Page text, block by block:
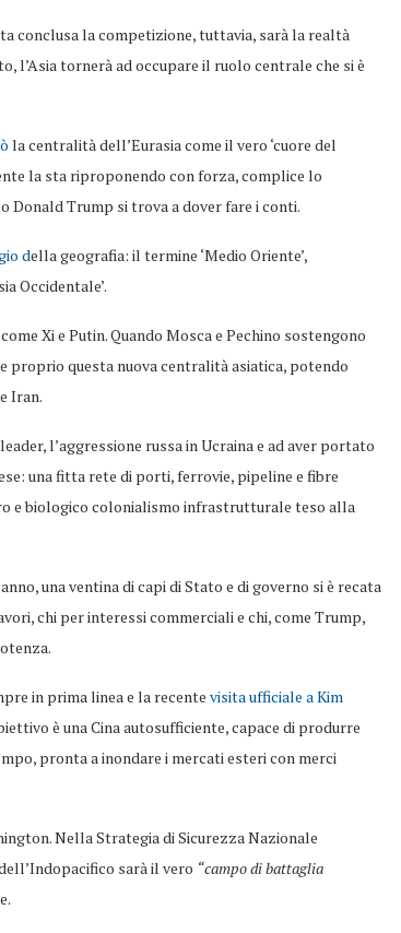
conclusa la competizione, tuttavia, sarà la realtà
l’Asia tornerà ad occupare il ruolo centrale che si è
la centralità dell’Eurasia come il vero ‘cuore del
la sta riproponendo con forza, complice lo
Donald Trump si trova a dover fare i conti.
della geografia: il termine ‘Medio Oriente’,
Occidentale’.
Xi e Putin. Quando Mosca e Pechino sostengono
proprio questa nuova centralità asiatica, potendo
Iran.
l’aggressione russa in Ucraina e ad aver portato
una fitta rete di porti, ferrovie, pipeline e fibre
e biologico colonialismo infrastrutturale teso alla
una ventina di capi di Stato e di governo si è recata
chi per interessi commerciali e chi, come Trump,
in prima linea e la recente visita ufficiale a Kim
è una Cina autosufficiente, capace di produrre
pronta a inondare i mercati esteri con merci
Nella Strategia di Sicurezza Nazionale
sarà il vero “campo di battaglia